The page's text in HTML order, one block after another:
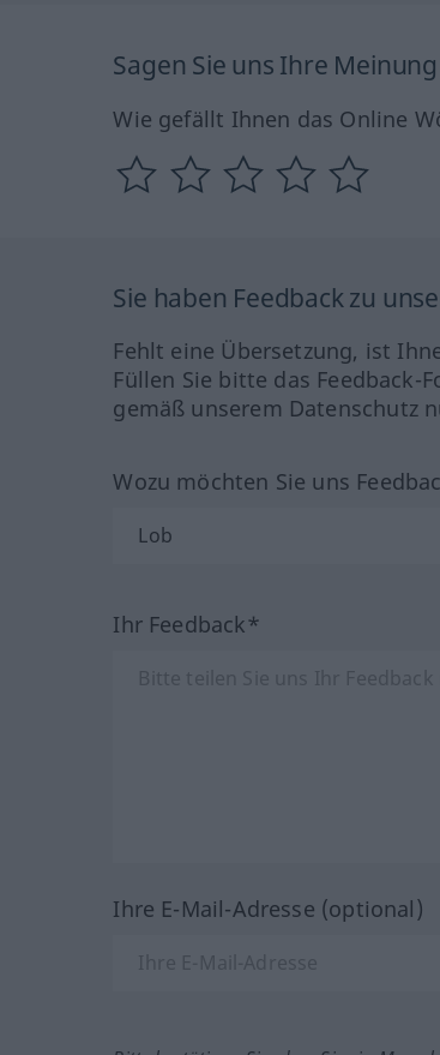
Sagen Sie uns Ihre
Wie gefällt Ihnen das Online
Sie haben Feedback zu
Fehlt eine Übersetzung, ist
Füllen Sie bitte das
gemäß unserem Datenschutz
Wozu möchten Sie uns
Ihr Feedback*
Ihre E-Mail-Adresse (optional)